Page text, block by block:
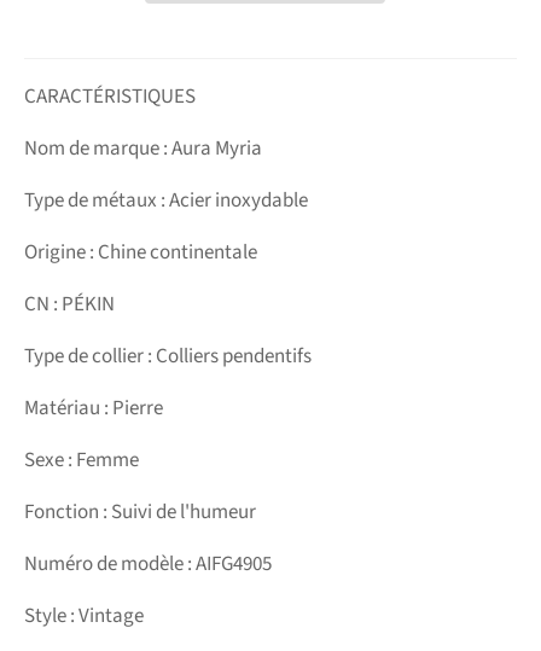
CARACTÉRISTIQUES
Nom de marque : Aura Myria
Type de métaux : Acier inoxydable
Origine : Chine continentale
CN : PÉKIN
Type de collier : Colliers pendentifs
Matériau : Pierre
Sexe : Femme
Fonction : Suivi de l'humeur
Numéro de modèle : AIFG4905
Style : Vintage